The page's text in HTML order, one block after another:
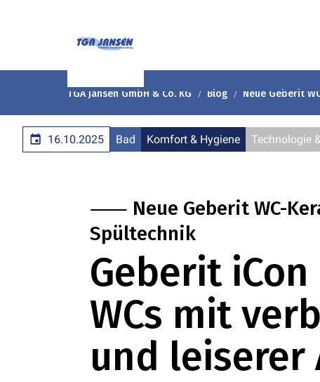
TGA Jansen GmbH & Co. KG Blog Neue Geberit
16.10.2025 Bad Komfort & Hygiene Technologie
⸺ Neue Geberit WC-
Spültechnik
Geberit
WCs mit
und leiserer